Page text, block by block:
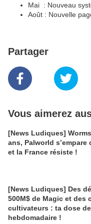
Mai : Nouveau
Août : Nouvelle
Partager
Vous aimerez
[News Ludiques]
ans, Palworld s’empare
et la France résiste !
[News Ludiques] Des
500M$ de Magic et des
cultivateurs : ta dose
hebdomadaire !